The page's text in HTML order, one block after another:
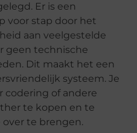
Er is een
voor stap door het
aan veelgestelde
geen technische
Dit maakt het een
systeem. Je
codering of andere
te kopen en te
te brengen.